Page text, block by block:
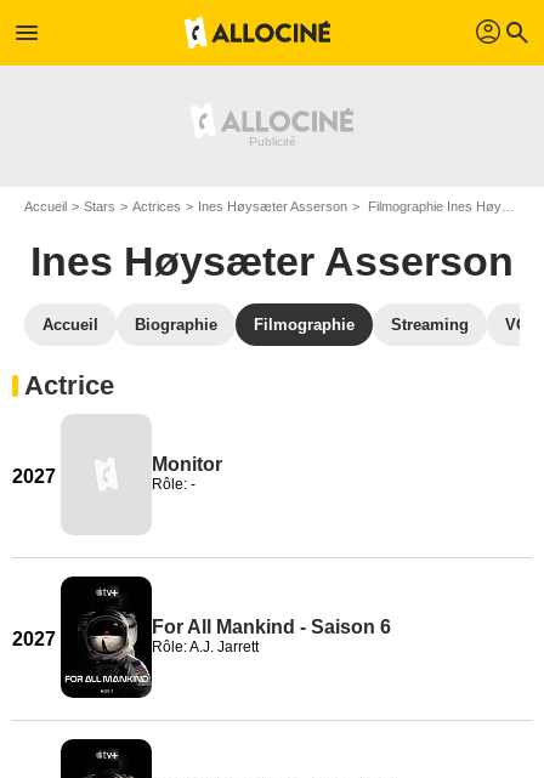
menu profil search
Accueil Stars Actrices Ines Høysæter Asserson Filmographie Ines Høysæter Asserson
Ines Høysæter Asserson
Accueil Biographie Filmographie Streaming
Actrice
2027
Monitor
Rôle: -
2027
For All Mankind - Saison 6
Rôle: A.J. Jarrett